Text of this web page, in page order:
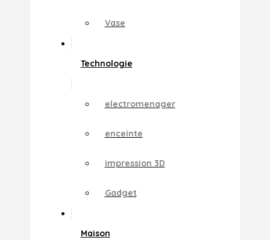
Vase
Technologie
electromenager
enceinte
impression 3D
Gadget
Maison